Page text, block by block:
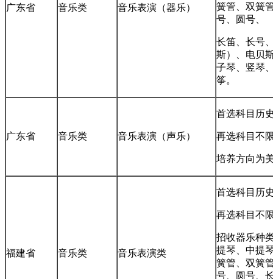
广东省 音乐类 音乐表演（器乐）
簧管、双簧
号、圆号、
长笛、长号
斯）、电贝
子琴、竖琴
筝。
广东省 音乐类 音乐表演（声乐）
首选科目历
再选科目不
培养方向为
福建省 音乐类 音乐表演类
首选科目历
再选科目不
招收器乐种
提琴、中提
簧管、双簧
号、圆号、